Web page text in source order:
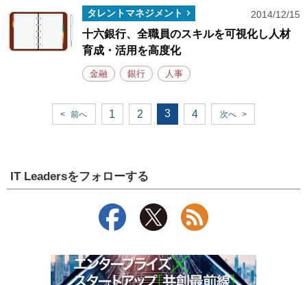
タレントマネジメント 2014/12/15
十六銀行、全職員のスキルを可視化し人材
育成・活用を高度化
金融 銀行 人事
< 前へ 1 2 3 4 次へ >
IT Leadersをフォローする